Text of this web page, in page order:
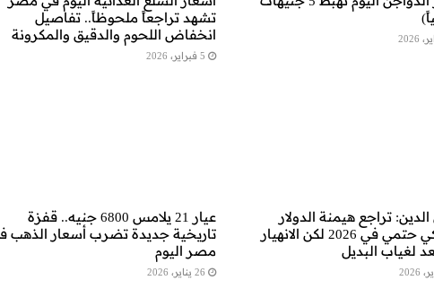
تشهد تراجعاً ملحوظاً.. تفاصيل
انخفاض اللحوم والدقيق والمكرونة
5 فبراير، 2026
تراجع هيمنة الدولار
الأمريكي حتمي في 2026 لكن الانهيار
لغياب البديل
عيار 21 يلامس 6800 جنيه.. قفزة
تاريخية جديدة تضرب أسعار الذهب
مصر اليوم
26 يناير، 2026